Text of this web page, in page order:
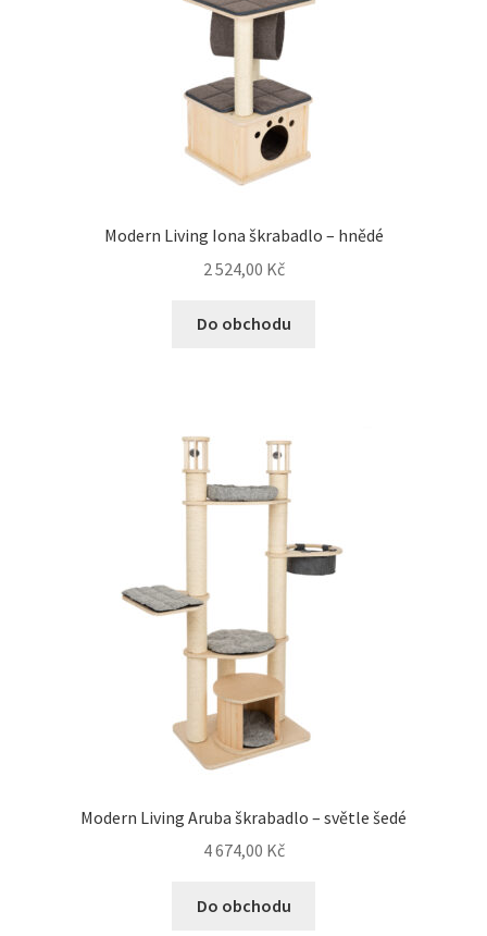
Modern Living Iona škrabadlo – hnědé
2 524,00 Kč
Do obchodu
Modern Living Aruba škrabadlo – světle šedé
4 674,00 Kč
Do obchodu